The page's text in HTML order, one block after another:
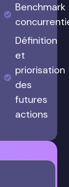
Benchmark
Définition
et
priorisation
des
futures
actions